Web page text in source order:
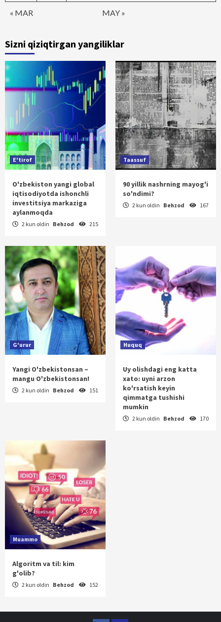
« MAR MAY »
Sizni qiziqtirgan yangiliklar
E'tirof
O'zbekiston yangi global
iqtisodiyotda ishonchli
investitsiya markaziga
aylanmoqda
2 kun oldin Behzod 215
Taassuf
90 yillik nashrning mayog'i
so'ndimi?
2 kun oldin Behzod 167
G'urur
Yangi O'zbekistonsan –
mangu O'zbekistonsan!
2 kun oldin Behzod 151
Huquq
Uy olishdagi eng katta
xato: uyni arzon
ko'rsatish keyin
qimmatga tushishi
mumkin
2 kun oldin Behzod 170
Muammo
Algoritm va til: kim
g'olib?
2 kun oldin Behzod 152